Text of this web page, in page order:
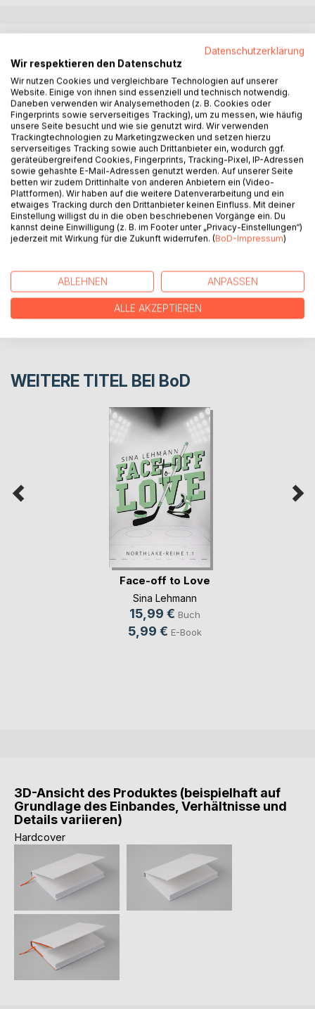
1807: Solveig and Alaric are deeply in love and think that
nothing could possibly destroy their love for each other,
until something unexpected happens.
He dies in a tragic accident.
In order to find her lost love alive again, Solveig travels
through different centuries, in which she meets a lot of
different people.
AUTOR/IN
REZENSIONEN
WEITERE TITEL BEI BoD
Face-off to Love
Sina Lehmann
15,99 € Buch
5,99 € E-Book
3D-Ansicht des Produktes (beispielhaft auf
Grundlage des Einbandes, Verhältnisse und
Details variieren)
Hardcover
Datenschutzerklärung
Wir respektieren den Datenschutz
Wir nutzen Cookies und vergleichbare Technologien auf unserer
Website. Einige von ihnen sind essenziell und technisch notwendig.
Daneben verwenden wir Analysemethoden (z. B. Cookies oder
Fingerprints sowie serverseitiges Tracking), um zu messen, wie häufig
unsere Seite besucht und wie sie genutzt wird. Wir verwenden
Trackingtechnologien zu Marketingzwecken und setzen hierzu
serverseitiges Tracking sowie auch Drittanbieter ein, wodurch ggf.
geräteübergreifend Cookies, Fingerprints, Tracking-Pixel, IP-Adressen
sowie gehashte E-Mail-Adressen genutzt werden. Auf unserer Seite
betten wir zudem Drittinhalte von anderen Anbietern ein (Video-
Plattformen). Wir haben auf die weitere Datenverarbeitung und ein
etwaiges Tracking durch den Drittanbieter keinen Einfluss. Mit deiner
Einstellung willigst du in die oben beschriebenen Vorgänge ein. Du
kannst deine Einwilligung (z. B. im Footer unter „Privacy-Einstellungen“)
jederzeit mit Wirkung für die Zukunft widerrufen. (BoD-Impressum)
ABLEHNEN ANPASSEN
ALLE AKZEPTIEREN